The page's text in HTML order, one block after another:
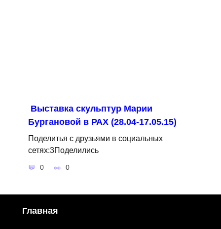
Выставка скульптур Марии
Бургановой в РАХ (28.04-17.05.15)
Поделитья с друзьями в социальных
сетях:3Поделились
0 0
Главная